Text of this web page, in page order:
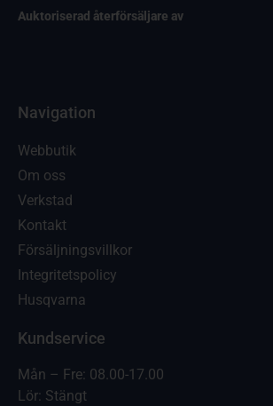
Auktoriserad återförsäljare av
Navigation
Webbutik
Om oss
Verkstad
Kontakt
Försäljningsvillkor
Integritetspolicy
Husqvarna
Kundservice
Mån – Fre: 08.00-17.00
Lör: Stängt